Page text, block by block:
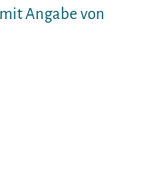
Angabe von